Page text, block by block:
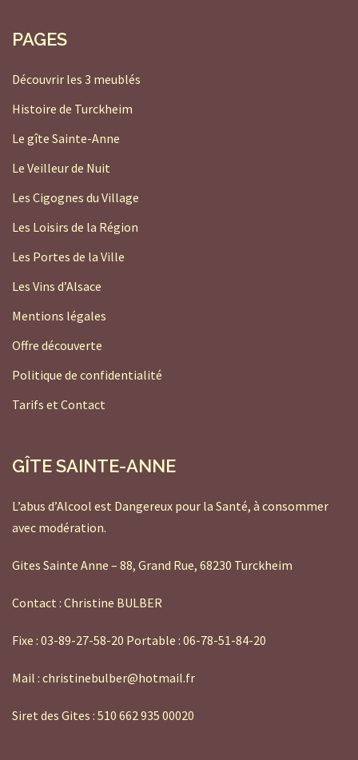
PAGES
Découvrir les 3 meublés
Histoire de Turckheim
Le gîte Sainte-Anne
Le Veilleur de Nuit
Les Cigognes du Village
Les Loisirs de la Région
Les Portes de la Ville
Les Vins d’Alsace
Mentions légales
Offre découverte
Politique de confidentialité
Tarifs et Contact
GÎTE SAINTE-ANNE
L’abus d’Alcool est Dangereux pour la Santé, à consommer
avec modération.
Gites Sainte Anne – 88, Grand Rue, 68230 Turckheim
Contact : Christine BULBER
Fixe : 03-89-27-58-20 Portable : 06-78-51-84-20
Mail : christinebulber@hotmail.fr
Siret des Gites : 510 662 935 00020